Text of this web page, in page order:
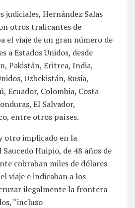
judiciales, Hernández Salas
otros traficantes de
el viaje de un gran número de
a Estados Unidos, desde
Pakistán, Eritrea, India,
Uzbekistán, Rusia,
Ecuador, Colombia, Costa
El Salvador,
entre otros países.
otro implicado en la
Huipio, de 48 años de
cobraban miles de dólares
viaje e indicaban a los
ilegalmente la frontera
“incluso